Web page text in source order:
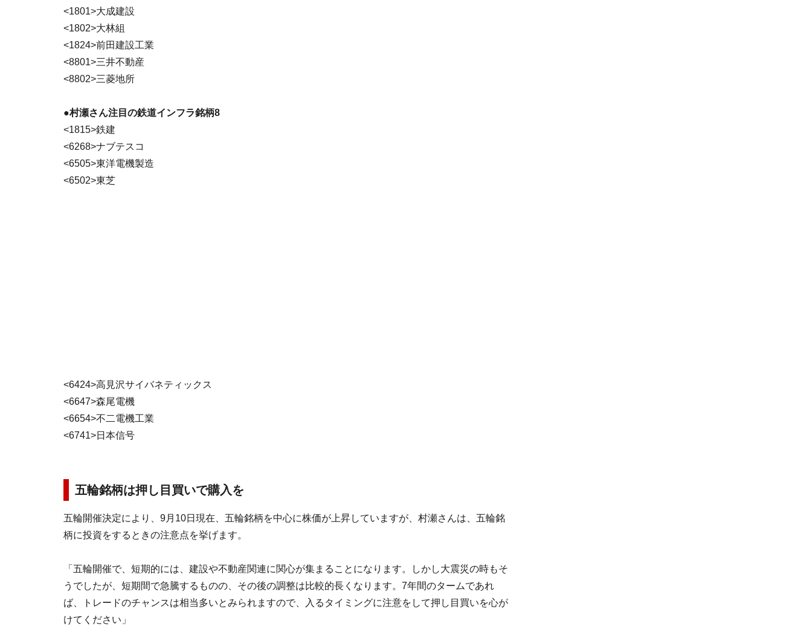
<1801>大成建設
<1802>大林組
<1824>前田建設工業
<8801>三井不動産
<8802>三菱地所
●村瀬さん注目の鉄道インフラ銘柄8
<1815>鉄建
<6268>ナブテスコ
<6505>東洋電機製造
<6502>東芝
<6424>高見沢サイバネティックス
<6647>森尾電機
<6654>不二電機工業
<6741>日本信号
五輪銘柄は押し目買いで購入を
五輪開催決定により、9月10日現在、五輪銘柄を中心に株価が上昇していますが、村瀬さんは、五輪銘
柄に投資をするときの注意点を挙げます。
「五輪開催で、短期的には、建設や不動産関連に関心が集まることになります。しかし大震災の時もそ
うでしたが、短期間で急騰するものの、その後の調整は比較的長くなります。7年間のタームであれ
ば、トレードのチャンスは相当多いとみられますので、入るタイミングに注意をして押し目買いを心が
けてください」